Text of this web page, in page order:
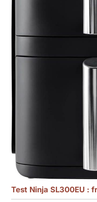
Test Ninja SL300EU :